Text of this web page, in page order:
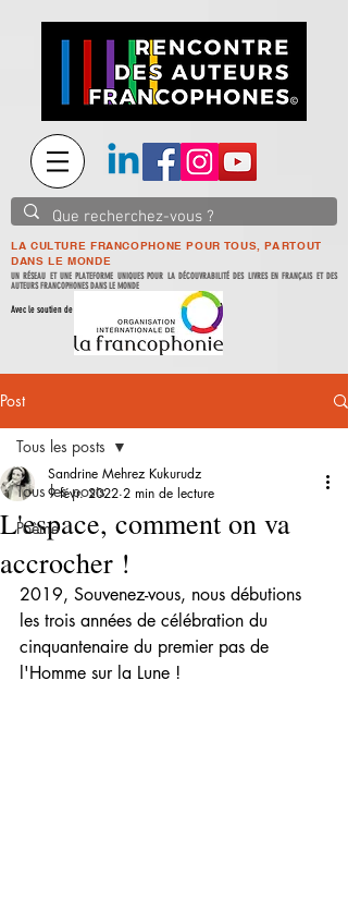
LA CULTURE FRANCOPHONE POUR TOUS, PARTOUT
DANS LE MONDE
UN RÉSEAU ET UNE PLATEFORME UNIQUES POUR LA DÉCOUVRABILITÉ DES LIVRES EN FRANÇAIS ET DES
AUTEURS FRANCOPHONES DANS LE MONDE
Avec le soutien de
Post
Tous les posts
Poème
Tous les posts
L'espace, comment on va
accrocher !
Sandrine Mehrez Kukurudz
9 févr. 2022 2 min de lecture
2019, Souvenez-vous, nous débutions
les trois années de célébration du
cinquantenaire du premier pas de
l'Homme sur la Lune !